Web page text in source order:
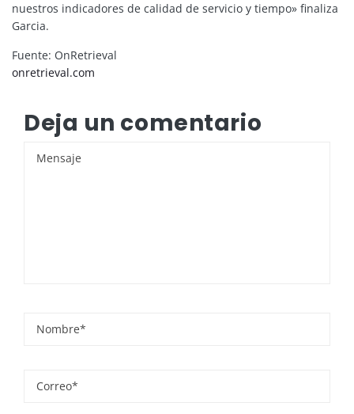
nuestros indicadores de calidad de servicio y tiempo» finaliza
Garcia.
Fuente: OnRetrieval
onretrieval.com
Deja un comentario